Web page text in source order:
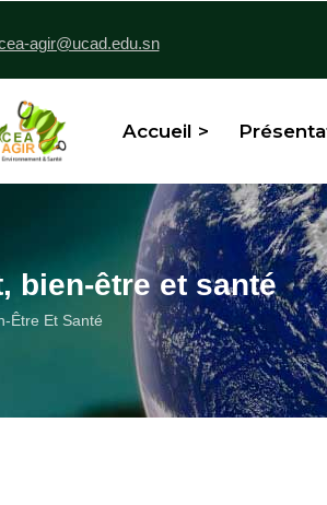
agir@ucad.edu.sn
Accueil >
bien-être et santé
Être Et Santé